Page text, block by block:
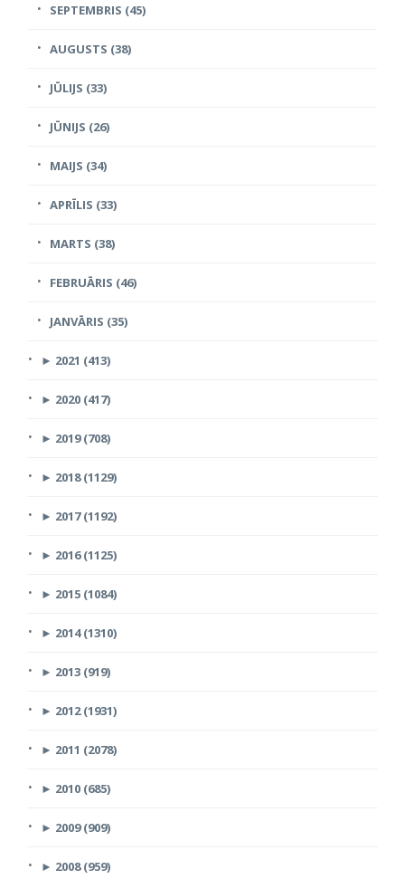
SEPTEMBRIS (45)
AUGUSTS (38)
JŪLIJS (33)
JŪNIJS (26)
MAIJS (34)
APRĪLIS (33)
MARTS (38)
FEBRUĀRIS (46)
JANVĀRIS (35)
► 2021 (413)
► 2020 (417)
► 2019 (708)
► 2018 (1129)
► 2017 (1192)
► 2016 (1125)
► 2015 (1084)
► 2014 (1310)
► 2013 (919)
► 2012 (1931)
► 2011 (2078)
► 2010 (685)
► 2009 (909)
► 2008 (959)